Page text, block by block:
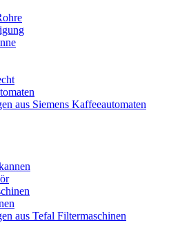
aus Siemens Kaffeeautomaten
aus Tefal Filtermaschinen